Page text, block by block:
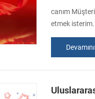
canım
etmek
Sonbahar
Ekim
Josefina Qiu